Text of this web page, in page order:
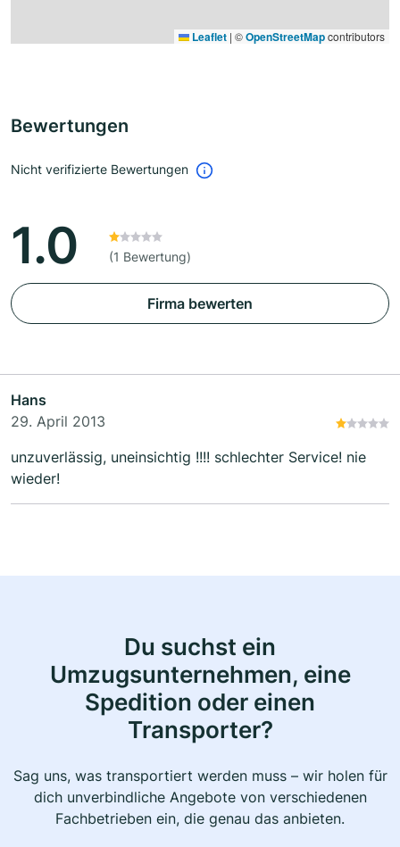
Leaflet | ©OpenStreetMapcontributors
Bewertungen
Nicht verifizierte Bewertungen
1.0 (1 Bewertung)
Firma bewerten
Hans
29. April 2013
unzuverlässig, uneinsichtig !!!! schlechter Service! nie
wieder!
Du suchst ein
Umzugsunternehmen, eine
Spedition oder einen
Transporter?
Sag uns, was transportiert werden muss – wir holen für
dich unverbindliche Angebote von verschiedenen
Fachbetrieben ein, die genau das anbieten.